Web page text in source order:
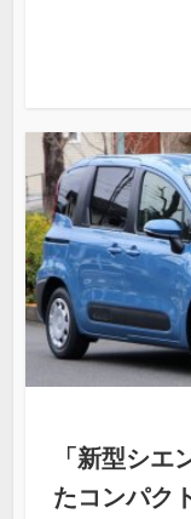
「新型シエ
たコンパク